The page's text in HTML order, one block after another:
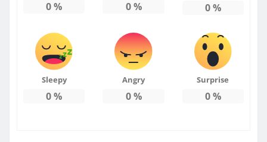
0% 0% 0%
Sleepy
0%
Angry
0%
Surprise
0%